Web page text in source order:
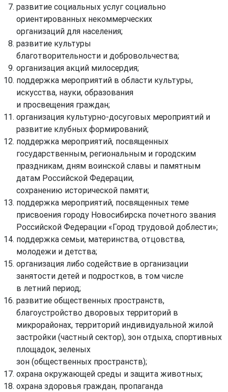
развитие социальных услуг социально
ориентированных некоммерческих
организаций для населения;
развитие культуры
благотворительности и добровольчества;
организация акций милосердия;
поддержка мероприятий в области культуры,
искусства, науки, образования
и просвещения граждан;
организация культурно-досуговых мероприятий и
развитие клубных формирований;
поддержка мероприятий, посвященных
государственным, региональным и городским
праздникам, дням воинской славы и памятным
датам Российской Федерации,
сохранению исторической памяти;
поддержка мероприятий, посвященных теме
присвоения городу Новосибирска почетного звания
Российской Федерации «Город трудовой доблести»;
поддержка семьи, материнства, отцовства,
молодежи и детства;
организация либо содействие в организации
занятости детей и подростков, в том числе
в летний период;
развитие общественных пространств,
благоустройство дворовых территорий в
микрорайонах, территорий индивидуальной жилой
застройки (частный сектор), зон отдыха, спортивных
площадок, зеленых
зон (общественных пространств);
охрана окружающей среды и защита животных;
охрана здоровья граждан, пропаганда